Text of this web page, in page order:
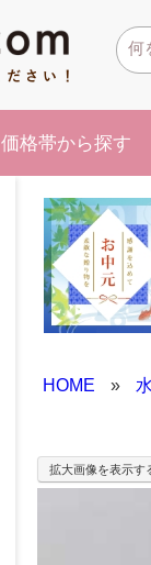
価格帯から探す
HOME »
拡大画像を表示す